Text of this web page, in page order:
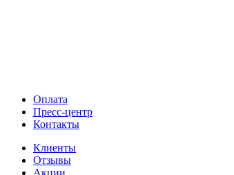
Оплата
Пресс-центр
Контакты
Клиенты
Отзывы